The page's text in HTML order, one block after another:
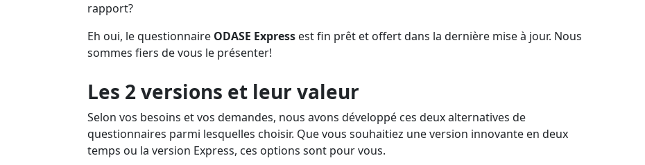
rapport?
Eh oui, le questionnaire ODASE Express est fin prêt et offert dans la dernière mise à jour. Nous
sommes fiers de vous le présenter!
Les 2 versions et leur valeur
Selon vos besoins et vos demandes, nous avons développé ces deux alternatives de
questionnaires parmi lesquelles choisir. Que vous souhaitiez une version innovante en deux
temps ou la version Express, ces options sont pour vous.